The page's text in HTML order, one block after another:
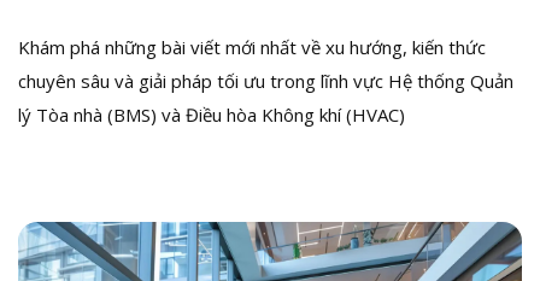
Khám phá những bài viết mới nhất về xu hướng, kiến thức
chuyên sâu và giải pháp tối ưu trong lĩnh vực Hệ thống Quản
lý Tòa nhà (BMS) và Điều hòa Không khí (HVAC)